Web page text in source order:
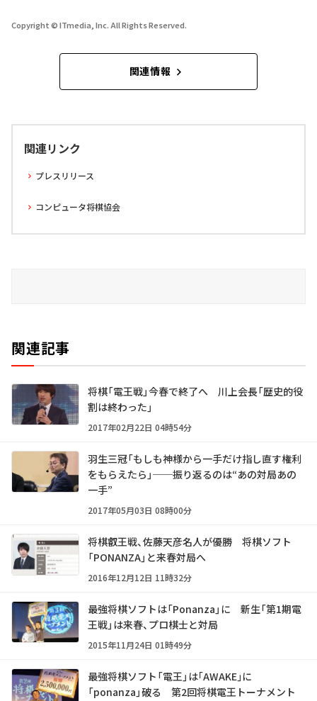
Copyright © ITmedia, Inc. All Rights Reserved.
関連情報
関連リンク
プレスリリース
コンピュータ将棋協会
関連記事
将棋「電王戦」今春で終了へ 川上会長「歴史的役
割は終わった」
2017年02月22日 04時54分
羽生三冠「もしも神様から一手だけ指し直す権利
をもらえたら」──振り返るのは“あの対局あの
一手”
2017年05月03日 08時00分
将棋叡王戦、佐藤天彦名人が優勝 将棋ソフト
「PONANZA」と来春対局へ
2016年12月12日 11時32分
最強将棋ソフトは「Ponanza」に 新生「第1期電
王戦」は来春、プロ棋士と対局
2015年11月24日 01時49分
最強将棋ソフト「電王」は｢AWAKE｣に
「ponanza」破る 第2回将棋電王トーナメント